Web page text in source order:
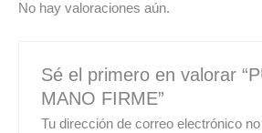
No hay valoraciones aún.
Sé el primero en valorar
MANO FIRME”
Tu dirección de correo electrónico